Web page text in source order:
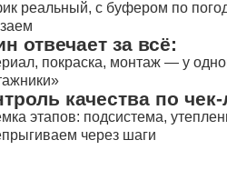
реальный, с буфером по
отвечает за всё:
покраска, монтаж — у
качества по
этапов: подсистема,
через шаги